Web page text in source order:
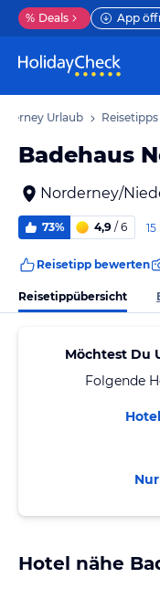
% Deals App
Urlaub
Badehaus
Norderney/
73% 4,9 / 6
Reisetipp bewerten
Reisetippübersicht
Möchtest Du
Folgende
Hotel nähe